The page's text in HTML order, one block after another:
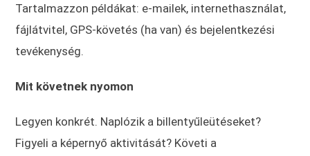
Tartalmazzon példákat: e-mailek, internethasználat,
fájlátvitel, GPS-követés (ha van) és bejelentkezési
tevékenység.
Mit követnek nyomon
Legyen konkrét. Naplózik a billentyűleütéseket?
Figyeli a képernyő aktivitását? Követi a